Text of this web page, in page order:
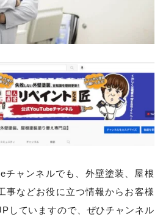
チャンネルでも、 外壁塗装、屋根
事などお役に立つ情報からお客様
していますので、ぜひチャンネル